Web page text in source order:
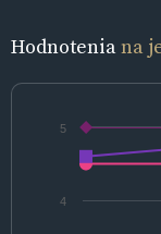
Hodnoteniana
4
5